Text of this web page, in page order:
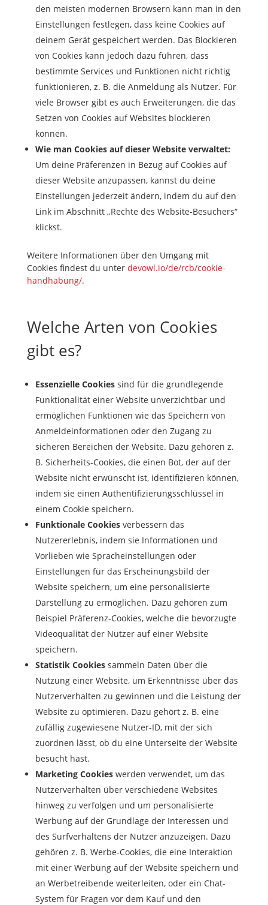
den meisten modernen Browsern kann man in den
Einstellungen festlegen, dass keine Cookies auf
deinem Gerät gespeichert werden. Das Blockieren
von Cookies kann jedoch dazu führen, dass
bestimmte Services und Funktionen nicht richtig
funktionieren, z. B. die Anmeldung als Nutzer. Für
viele Browser gibt es auch Erweiterungen, die das
Setzen von Cookies auf Websites blockieren
können.
Wie man Cookies auf dieser Website verwaltet:
Um deine Präferenzen in Bezug auf Cookies auf
dieser Website anzupassen, kannst du deine
Einstellungen jederzeit ändern, indem du auf den
Link im Abschnitt „Rechte des Website-Besuchers“
klickst.
Weitere Informationen über den Umgang mit
Cookies findest du unter devowl.io/de/rcb/cookie-
handhabung/.
Welche Arten von Cookies
gibt es?
Essenzielle Cookiessind für die grundlegende
Funktionalität einer Website unverzichtbar und
ermöglichen Funktionen wie das Speichern von
Anmeldeinformationen oder den Zugang zu
sicheren Bereichen der Website. Dazu gehören z.
B. Sicherheits-Cookies, die einen Bot, der auf der
Website nicht erwünscht ist, identifizieren können,
indem sie einen Authentifizierungsschlüssel in
einem Cookie speichern.
Funktionale Cookiesverbessern das
Nutzererlebnis, indem sie Informationen und
Vorlieben wie Spracheinstellungen oder
Einstellungen für das Erscheinungsbild der
Website speichern, um eine personalisierte
Darstellung zu ermöglichen. Dazu gehören zum
Beispiel Präferenz-Cookies, welche die bevorzugte
Videoqualität der Nutzer auf einer Website
speichern.
Statistik Cookiessammeln Daten über die
Nutzung einer Website, um Erkenntnisse über das
Nutzerverhalten zu gewinnen und die Leistung der
Website zu optimieren. Dazu gehört z. B. eine
zufällig zugewiesene Nutzer-ID, mit der sich
zuordnen lässt, ob du eine Unterseite der Website
besucht hast.
Marketing Cookieswerden verwendet, um das
Nutzerverhalten über verschiedene Websites
hinweg zu verfolgen und um personalisierte
Werbung auf der Grundlage der Interessen und
des Surfverhaltens der Nutzer anzuzeigen. Dazu
gehören z. B. Werbe-Cookies, die eine Interaktion
mit einer Werbung auf der Website speichern und
an Werbetreibende weiterleiten, oder ein Chat-
System für Fragen vor dem Kauf und den